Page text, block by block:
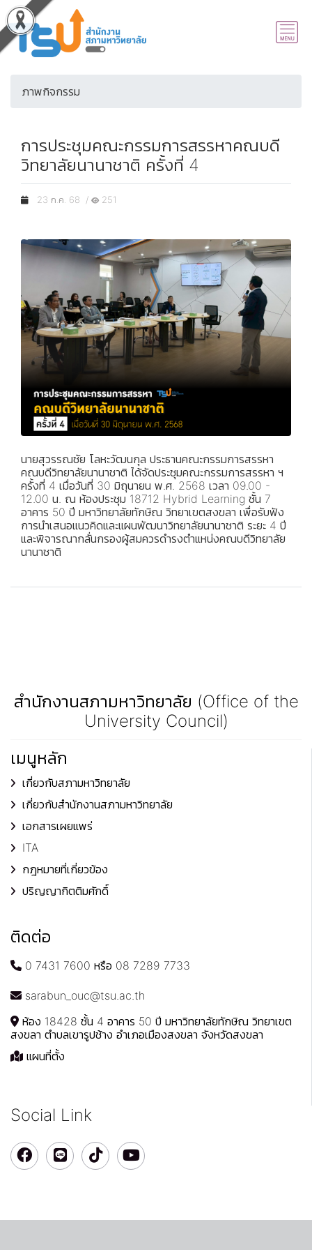
ภาพกิจกรรม
การประชุมคณะกรรมการสรรหาคณบดี
วิทยาลัยนานาชาติ ครั้งที่ 4
23 ก.ค. 68 / 251
นายสุวรรณชัย โลหะวัฒนกุล ประธานคณะกรรมการสรรหา
คณบดีวิทยาลัยนานาชาติ ได้จัดประชุมคณะกรรมการสรรหา ฯ
ครั้งที่ 4 เมื่อวันที่ 30 มิถุนายน พ.ศ. 2568 เวลา 09.00 -
12.00 น. ณ ห้องประชุม 18712 Hybrid Learning ชั้น 7
อาคาร 50 ปี มหาวิทยาลัยทักษิณ วิทยาเขตสงขลา เพื่อรับฟัง
การนำเสนอแนวคิดและแผนพัฒนาวิทยาลัยนานาชาติ ระยะ 4 ปี
และพิจารณากลั่นกรองผู้สมควรดำรงตำแหน่งคณบดีวิทยาลัย
นานาชาติ
สำนักงานสภามหาวิทยาลัย (Office of the
University Council)
เมนูหลัก
เกี่ยวกับสภามหาวิทยาลัย
เกี่ยวกับสำนักงานสภามหาวิทยาลัย
เอกสารเผยแพร่
ITA
กฎหมายที่เกี่ยวข้อง
ปริญญากิตติมศักดิ์
ติดต่อ
0 7431 7600 หรือ 08 7289 7733
sarabun_ouc@tsu.ac.th
ห้อง 18428 ชั้น 4 อาคาร 50 ปี มหาวิทยาลัยทักษิณ วิทยาเขต
สงขลา ตำบลเขารูปช้าง อำเภอเมืองสงขลา จังหวัดสงขลา
แผนที่ตั้ง
Social Link